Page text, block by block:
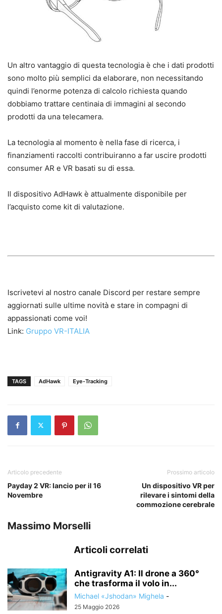
Un altro vantaggio di questa tecnologia è che i dati prodotti
sono molto più semplici da elaborare, non necessitando
quindi l’enorme potenza di calcolo richiesta quando
dobbiamo trattare centinaia di immagini al secondo
prodotti da una telecamera.
La tecnologia al momento è nella fase di ricerca, i
finanziamenti raccolti contribuiranno a far uscire prodotti
consumer AR e VR basati su di essa.
Il dispositivo AdHawk è attualmente disponibile per
l’acquisto come kit di valutazione.
Iscrivetevi al nostro canale Discord per restare sempre
aggiornati sulle ultime novità e stare in compagni di
appassionati come voi!
Link: Gruppo VR-ITALIA
TAGS AdHawk Eye-Tracking
Articolo precedente
Payday 2 VR: lancio per il 16
Novembre
Prossimo articolo
Un dispositivo VR per
rilevare i sintomi della
commozione cerebrale
Massimo Morselli
Articoli correlati
Antigravity A1: Il drone a 360°
che trasforma il volo in...
Michael «Jshodan» Mighela -
25 Maggio 2026